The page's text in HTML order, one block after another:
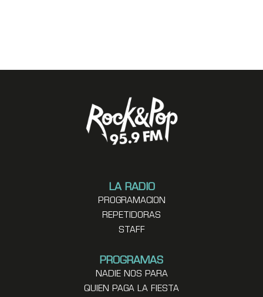
LA RADIO
PROGRAMACION
REPETIDORAS
STAFF
PROGRAMAS
NADIE NOS PARA
QUIEN PAGA LA FIESTA